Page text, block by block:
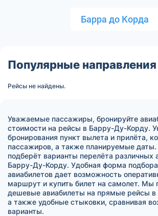
Барра до Корда
Популярные направления
Рейсы не найдены.
Уважаемые пассажиры, бронируйте
стоимости на рейсы в Барру-Ду-Корду.
бронирования пункт вылета и прилёта,
пассажиров, а также планируемые
подберёт варианты перелёта различных
Барру-Ду-Корду. Удобная форма
авиабилетов дает возможность
маршрут и купить билет на самолет. Мы
дешевые авиабилеты на прямые рейсы
а также удобные стыковки, сравнивая
варианты.